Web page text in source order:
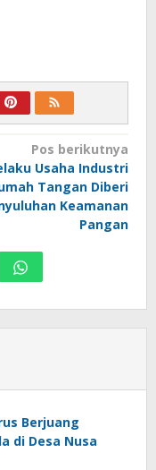
Pos berikutnya
Usaha Industri
Tangan Diberi
Keamanan
Pangan
Berjuang
di Desa Nusa